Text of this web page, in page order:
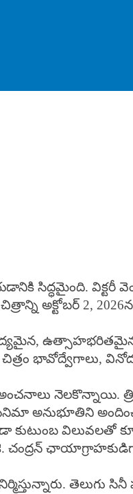
సిద్ధమైంది.
చిత్రాన్ని అక్టోబర్ 2,
ఉత్సాహభరితమైన
చిత్రం భావోద్వేగాలు,
అంచనాలు నెలకొన్నాయి.
అనుభూతిని
విలువలతో
చంద్రన్